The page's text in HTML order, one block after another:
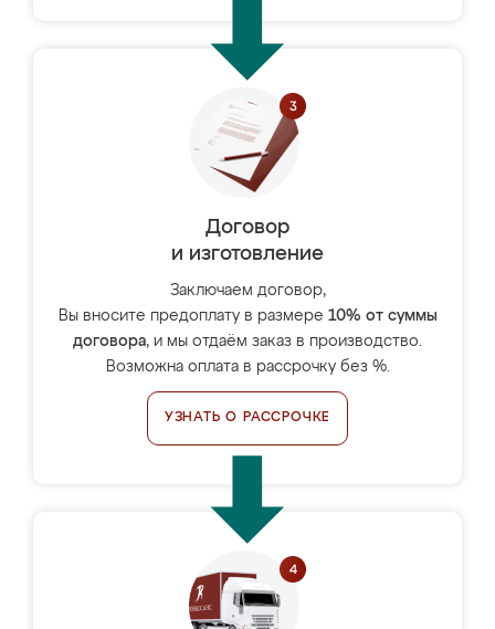
Договор
и изготовление
Заключаем договор,
Вы вносите предоплату в размере 10% от суммы
договора, и мы отдаём заказ в производство.
Возможна оплата в рассрочку без %.
УЗНАТЬ О РАССРОЧКЕ